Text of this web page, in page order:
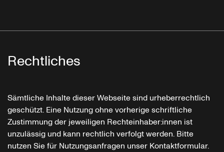
Rechtliches
Sämtliche Inhalte dieser Webseite sind urheberrechtlich
geschützt. Eine Nutzung ohne vorherige schriftliche
Zustimmung der jeweiligen Rechteinhaber:innen ist
unzulässig und kann rechtlich verfolgt werden. Bitte
nutzen Sie für Nutzungsanfragen unser Kontaktformular.